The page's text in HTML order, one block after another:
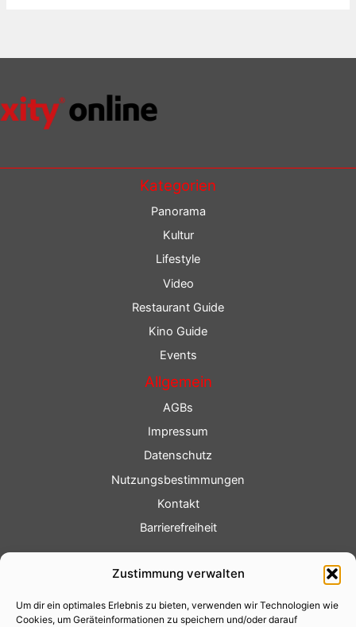
Zustimmung verwalten
Um dir ein optimales Erlebnis zu bieten, verwenden wir Technologien wie
Cookies, um Geräteinformationen zu speichern und/oder darauf
Kategorien
Panorama
Kultur
Lifestyle
Video
Restaurant Guide
Kino Guide
Events
Allgemein
AGBs
Impressum
Datenschutz
Nutzungsbestimmungen
Kontakt
Barrierefreiheit
Fotoservice
Videoservice